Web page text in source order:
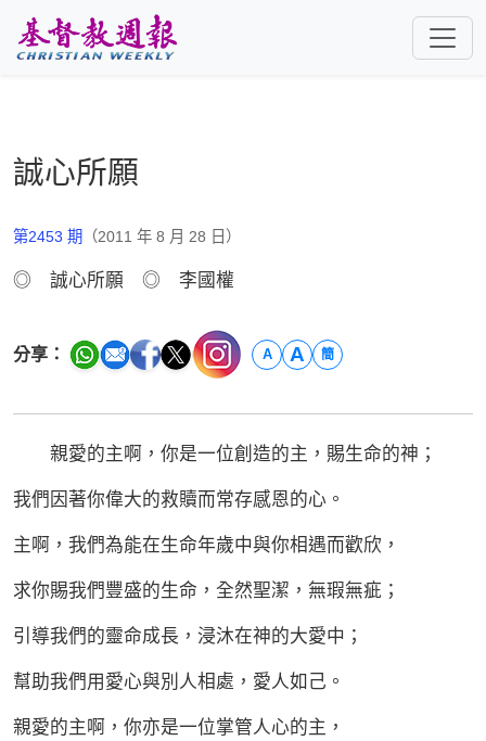
誠心所願
第2453 期 （2011 年 8 月 28 日）
◎ 誠心所願 ◎ 李國權
分享： A A 簡
親愛的主啊，你是一位創造的主，賜生命的神；
我們因著你偉大的救贖而常存感恩的心。
主啊，我們為能在生命年歲中與你相遇而歡欣，
求你賜我們豐盛的生命，全然聖潔，無瑕無疵；
引導我們的靈命成長，浸沐在神的大愛中；
幫助我們用愛心與別人相處，愛人如己。
親愛的主啊，你亦是一位掌管人心的主，